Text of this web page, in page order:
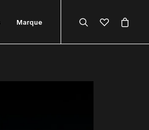
Marque